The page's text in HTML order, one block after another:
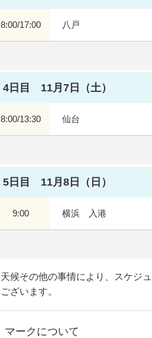
8:00/17:00 八戸
4日目 11月7日（土）
8:00/13:30 仙台
5日目 11月8日（日）
9:00 横浜 入港
天候その他の事情により、スケジ
ございます。
マークについて